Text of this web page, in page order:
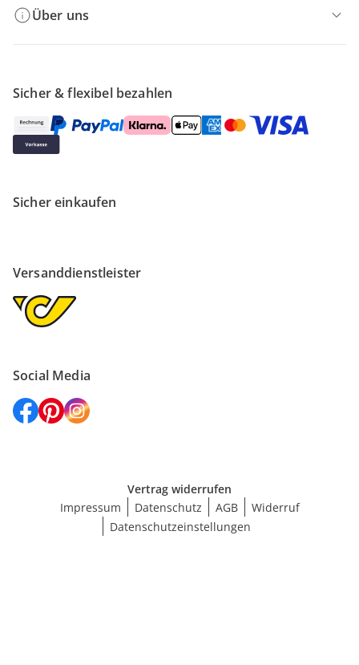
Über uns
Sicher & flexibel bezahlen
Sicher einkaufen
Versanddienstleister
Social Media
Vertrag widerrufen
Impressum
Datenschutz AGB
Widerruf
Datenschutzeinstellungen